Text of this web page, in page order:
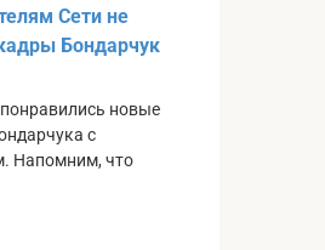
Сети не
Бондарчук
новые
с
Напомним, что